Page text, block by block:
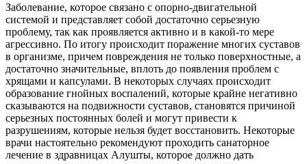
Заболевание, которое связано с опорно-двигательной
системой и представляет собой достаточно серьезную
проблему, так как проявляется активно и в какой-то мере
агрессивно. По итогу происходит поражение многих суставов
в организме, причем повреждения не только поверхностные, а
достаточно значительные, вплоть до появления проблем с
хрящами и капсулами. В некоторых случаях происходит
образование гнойных воспалений, которые крайне негативно
сказываются на подвижности суставов, становятся причиной
серьезных постоянных болей и могут привести к
разрушениям, которые нельзя будет восстановить. Некоторые
врачи настоятельно рекомендуют проходить санаторное
лечение в здравницах Алушты, которое должно дать